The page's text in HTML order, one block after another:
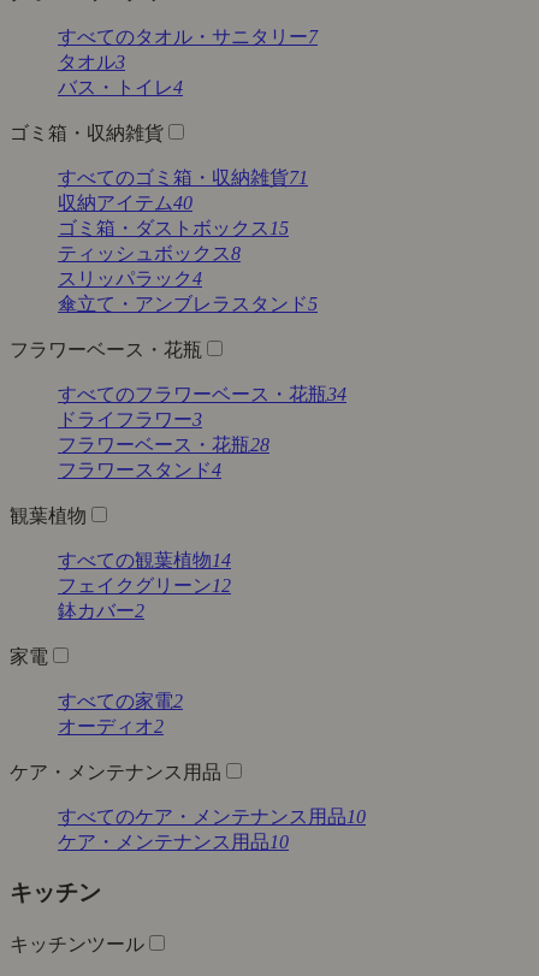
すべてのタオル・サニタリー7
タオル3
バス・トイレ4
ゴミ箱・収納雑貨
すべてのゴミ箱・収納雑貨71
収納アイテム40
ゴミ箱・ダストボックス 15
ティッシュボックス8
スリッパラック4
傘立て・アンブレラスタンド5
フラワーベース・花瓶
すべてのフラワーベース・花瓶34
ドライフラワー3
フラワーベース・花瓶28
フラワースタンド4
観葉植物
すべての観葉植物14
フェイクグリーン12
鉢カバー2
家電
すべての家電2
オーディオ2
ケア・メンテナンス用品
すべてのケア・メンテナンス用品10
ケア・メンテナンス用品10
キッチン
キッチンツール